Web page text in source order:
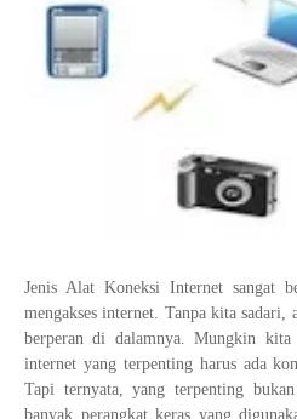
Sistem Komputer
Dasar Desain Grafis
Jenis Alat Koneksi Internet sangat
mengakses internet. Tanpa kita sadari,
berperan di dalamnya. Mungkin kita
internet yang terpenting harus ada
Tapi ternyata, yang terpenting
banyak perangkat keras yang